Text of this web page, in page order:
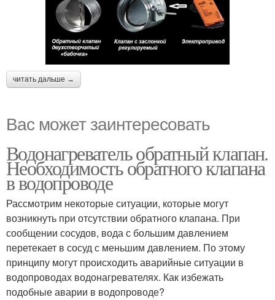
читать дальше →
Вас может заинтересовать
Водонагреватель обратный клапан.
Необходимость обратного клапана
в водопроводе
Рассмотрим некоторые ситуации, которые могут
возникнуть при отсутствии обратного клапана. При
сообщении сосудов, вода с большим давлением
перетекает в сосуд с меньшим давлением. По этому
принципу могут происходить аварийные ситуации в
водопроводах водонагревателях. Как избежать
подобные аварии в водопроводе?